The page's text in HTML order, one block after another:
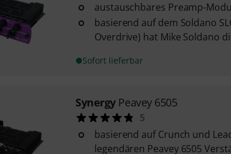
austauschbares Preamp-
basierend auf dem Soldano
Overdrive) hat Mike Soldano
Sofort lieferbar
Synergy Peavey 6505
5
basierend auf Crunch und
legendären Peavey 6505